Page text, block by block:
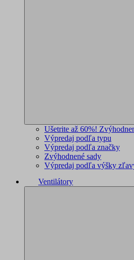
Ušetrite až 60%!
Výpredaj podľa typu
Výpredaj podľa značky
Zvýhodnené sady
Výpredaj podľa výšky
Ventilátory